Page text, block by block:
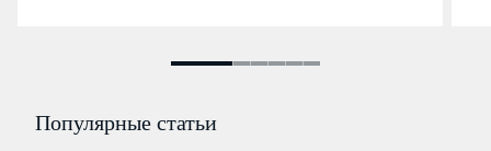
Популярные статьи